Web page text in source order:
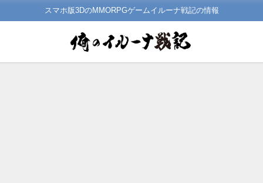
スマホ版3DのMMORPGゲームイルーナ戦記の情報